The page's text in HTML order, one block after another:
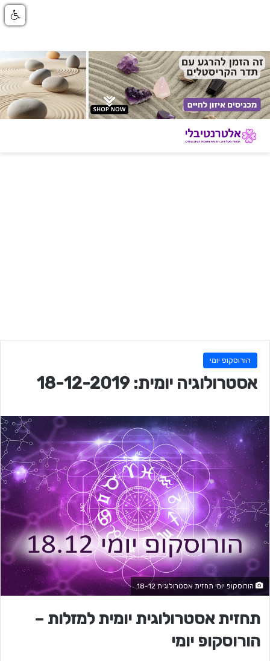
הורוסקופ יומי
אסטרולוגיה יומית: 18-12-2019
הורוסקופ יומי תחזית אסטרולוגית 18-12
תחזית אסטרולוגית יומית למזלות –
הורוסקופ יומי